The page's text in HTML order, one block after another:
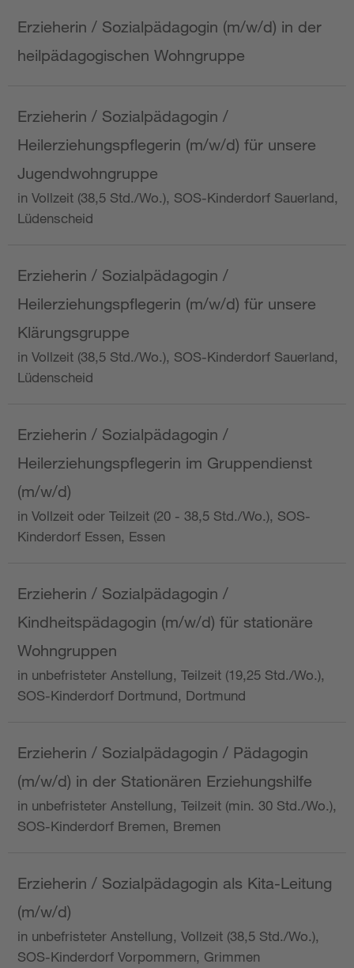
Erzieherin / Sozialpädagogin (m/w/d) in der
heilpädagogischen Wohngruppe
Erzieherin / Sozialpädagogin /
Heilerziehungspflegerin (m/w/d) für unsere
Jugendwohngruppe
in Vollzeit (38,5 Std./Wo.), SOS-Kinderdorf Sauerland,
Lüdenscheid
Erzieherin / Sozialpädagogin /
Heilerziehungspflegerin (m/w/d) für unsere
Klärungsgruppe
in Vollzeit (38,5 Std./Wo.), SOS-Kinderdorf Sauerland,
Lüdenscheid
Erzieherin / Sozialpädagogin /
Heilerziehungspflegerin im Gruppendienst
(m/w/d)
in Vollzeit oder Teilzeit (20 - 38,5 Std./Wo.), SOS-
Kinderdorf Essen, Essen
Erzieherin / Sozialpädagogin /
Kindheitspädagogin (m/w/d) für stationäre
Wohngruppen
in unbefristeter Anstellung, Teilzeit (19,25 Std./Wo.),
SOS-Kinderdorf Dortmund, Dortmund
Erzieherin / Sozialpädagogin / Pädagogin
(m/w/d) in der Stationären Erziehungshilfe
in unbefristeter Anstellung, Teilzeit (min. 30 Std./Wo.),
SOS-Kinderdorf Bremen, Bremen
Erzieherin / Sozialpädagogin als Kita-Leitung
(m/w/d)
in unbefristeter Anstellung, Vollzeit (38,5 Std./Wo.),
SOS-Kinderdorf Vorpommern, Grimmen